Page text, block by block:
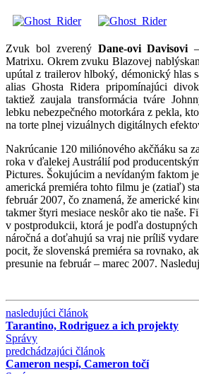
Zvuk bol zverený Dane-ovi Davisovi
Matrixu. Okrem zvuku Blazovej
upútal z trailerov hlboký, démonický hlas
alias Ghosta Ridera pripomínajúci
taktiež zaujala transformácia tváre
lebku nebezpečného motorkára z pekla,
na torte plnej vizuálnych digitálnych
Nakrúcanie 120 miliónového akčňáku sa
roka v ďalekej Austrálií pod
Pictures. Šokujúcim a nevídaným faktom
americká premiéra tohto filmu je (zatiaľ)
február 2007, čo znamená, že americké
takmer štyri mesiace neskôr ako tie naše.
v postprodukcii, ktorá je podľa
náročná a doťahujú sa vraj nie príliš
pocit, že slovenská premiéra sa rovnako,
presunie na február – marec 2007.
nasledujúci článok
Tarantino, Rodriguez a ich projekty
Správy
predchádzajúci článok
Cameron nespí, Cameron točí